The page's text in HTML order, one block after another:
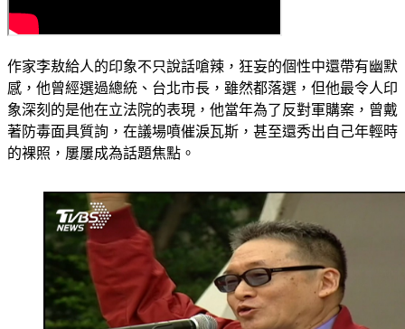
作家李敖給人的印象不只說話嗆辣，狂妄的個性中還帶有幽默
感，他曾經選過總統、台北市長，雖然都落選，但他最令人印
象深刻的是他在立法院的表現，他當年為了反對軍購案，曾戴
著防毒面具質詢，在議場噴催淚瓦斯，甚至還秀出自己年輕時
的裸照，屢屢成為話題焦點。